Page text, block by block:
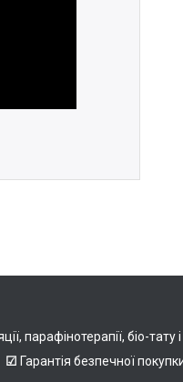
парафінотерапії, біо-тату
☑ Гарантія безпечної